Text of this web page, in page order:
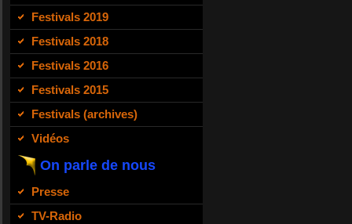
Festivals 2019
Festivals 2018
Festivals 2016
Festivals 2015
Festivals (archives)
Vidéos
On parle de nous
Presse
TV-Radio